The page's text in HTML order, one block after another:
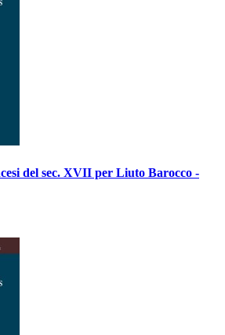
del sec. XVII per Liuto Barocco -